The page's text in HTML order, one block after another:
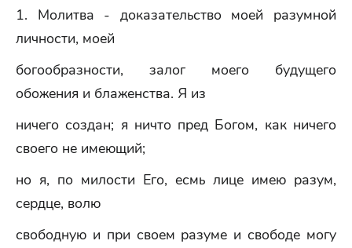
1. Молитва - доказательство моей разумной
личности, моей
богообразности, залог моего будущего
обожения и блаженства. Я из
ничего создан; я ничто пред Богом, как ничего
своего не имеющий;
но я, по милости Его, есмь лице имею разум,
сердце, волю
свободную и при своем разуме и свободе могу